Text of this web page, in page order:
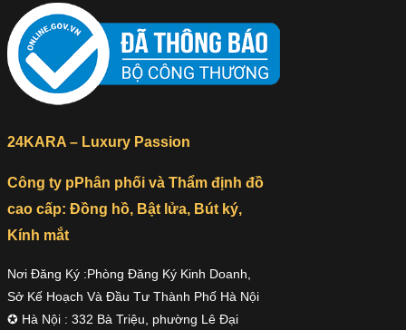
24KARA – Luxury Passion
Công ty pPhân phối và Thẩm định đồ
cao cấp: Đồng hồ, Bật lửa, Bút ký,
Kính mắt
Nơi Đăng Ký :Phòng Đăng Ký Kinh Doanh,
Sở Kế Hoạch Và Đầu Tư Thành Phố Hà Nội
✪ Hà Nội : 332 Bà Triệu, phường Lê Đại